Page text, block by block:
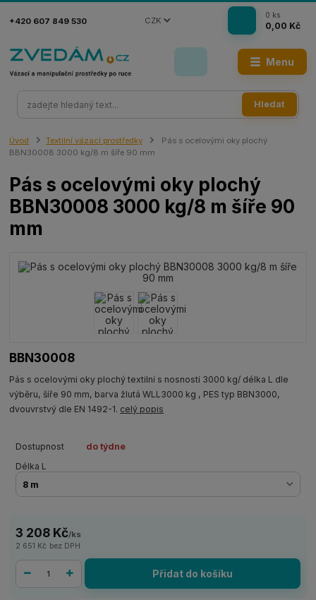
Menu
CZK
Hledat
+420 607 849 530
0 ks
0,00 Kč
Úvod Textilní vázací prostředky
Pás s ocelovými oky plochý
BBN30008 3000 kg/8 m šíře 90 mm
Pás s ocelovými oky plochý
BBN30008 3000 kg/8 m šíře 90
mm
BBN30008
Pás s ocelovými oky plochý textilní s nosností 3000 kg/ délka L dle
výběru, šíře 90 mm, barva žlutá WLL3000 kg , PES typ BBN3000,
dvouvrstvý dle EN 1492-1. celý popis
Dostupnost
do týdne
Délka L
3 208 Kč/ks
2 651 Kč bez DPH
Přidat do košíku